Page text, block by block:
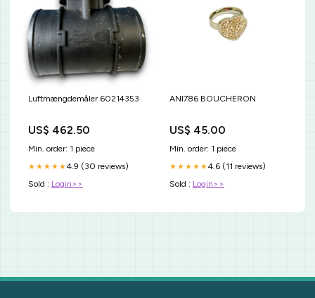
Luftmængdemåler 60214353
US$ 462.50
Min. order: 1 piece
★★★★★4.9 (30 reviews)
Sold : Login>>
ANI786 BOUCHERON
US$ 45.00
Min. order: 1 piece
★★★★★4.6 (11 reviews)
Sold : Login>>